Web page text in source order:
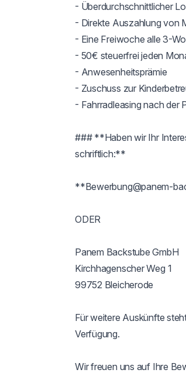
- Überdurchschnittlicher
- Direkte Auszahlung von
- Eine Freiwoche alle 3-
- 50€ steuerfrei jeden
- Anwesenheitsprämie
- Zuschuss zur
- Fahrradleasing nach der
### **Haben wir Ihr
schriftlich:**
**Bewerbung@panem-
ODER
Panem Backstube GmbH
Kirchhagenscher Weg 1
99752 Bleicherode
Für weitere Auskünfte
Verfügung.
Wir freuen uns auf Ihre